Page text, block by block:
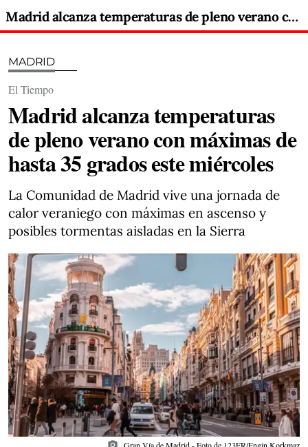
Madrid alcanza temperaturas de pleno verano con máximas de hasta 35 grados este miércoles
MADRID
El Tiempo
Madrid alcanza temperaturas
de pleno verano con máximas de
hasta 35 grados este miércoles
La Comunidad de Madrid vive una jornada de
calor veraniego con máximas en ascenso y
posibles tormentas aisladas en la Sierra
photo_camera Gran Vía de Madrid - Foto de 123FR/Engin Korkmaz